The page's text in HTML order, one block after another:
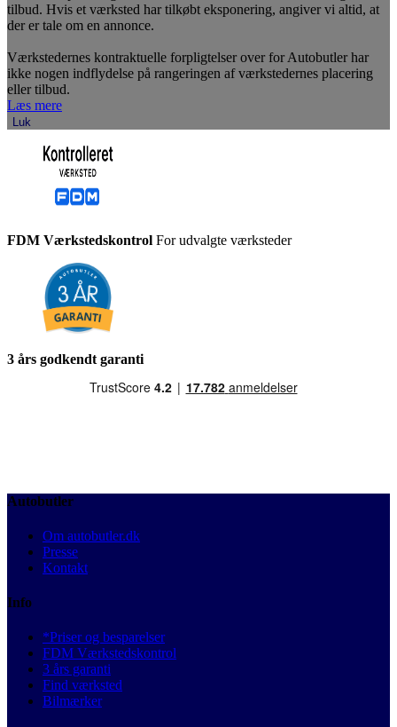
tilbud. Hvis et værksted har tilkøbt eksponering, angiver vi altid, at
der er tale om en annonce.
Værkstedernes kontraktuelle forpligtelser over for Autobutler har
ikke nogen indflydelse på rangeringen af værkstedernes placering
eller tilbud.
Læs mere
Luk
FDM Værkstedskontrol For udvalgte værksteder
3 års godkendt garanti
Autobutler
Om autobutler.dk
Presse
Kontakt
Info
*Priser og besparelser
FDM Værkstedskontrol
3 års garanti
Find værksted
Bilmærker